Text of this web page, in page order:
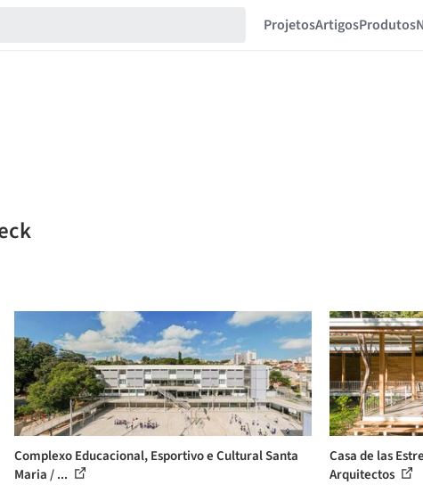
ProjetosArtigosProdutos
Complexo Educacional, Esportivo e Cultural Santa
Maria / ...
Casa de las
Arquitectos